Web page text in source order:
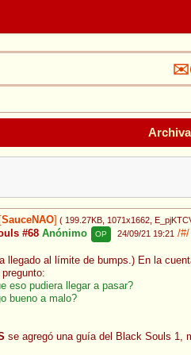
SauceNAO ( 199.27KB , 1071x1662 ,
#68 Anónimo OP 24/09/21 19:21 /#/
llegado al límite de bumps.) En la
eso pudiera llegar a pasar?
bueno a malo?
se agregó una guía del Black Souls 1,